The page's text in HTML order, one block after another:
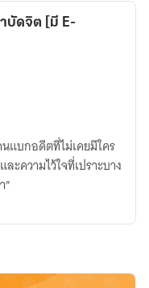
บัดจิต [มี E-
แบกอดีตที่ไม่เคยมีใคร
ความไว้ใจที่เปราะบาง